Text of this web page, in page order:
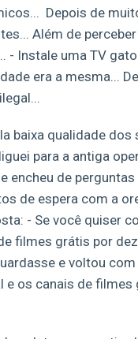
Depois de
Além de
- Instale uma TV
era a mesma...
baixa qualidade
para a antiga
encheu de
de espera com a
- Se você quiser
filmes grátis por
e voltou
os canais de filmes